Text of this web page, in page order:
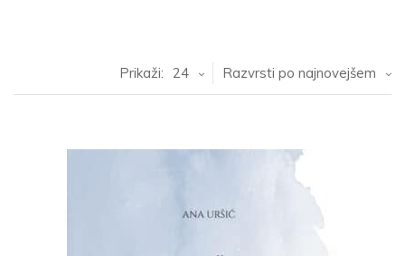
Razvrsti po najnovejšem
Prikaži: 24